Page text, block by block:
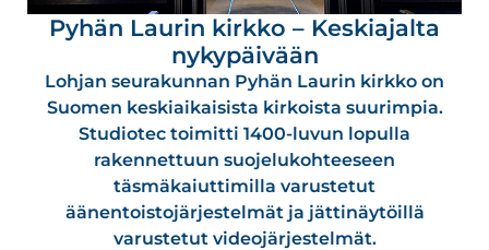
Pyhän Laurin kirkko – Keskiajalta
nykypäivään
Lohjan seurakunnan Pyhän Laurin kirkko on
Suomen keskiaikaisista kirkoista suurimpia.
Studiotec toimitti 1400-luvun lopulla
rakennettuun suojelukohteeseen
täsmäkaiuttimilla varustetut
äänentoistojärjestelmät ja jättinäytöillä
varustetut videojärjestelmät.